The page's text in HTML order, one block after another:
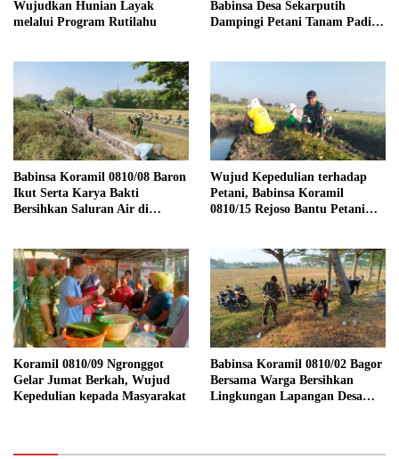
Wujudkan Hunian Layak
melalui Program Rutilahu
Babinsa Desa Sekarputih
Dampingi Petani Tanam Padi,
Babinsa Koramil 0810/08 Baron
Ikut Serta Karya Bakti
Bersihkan Saluran Air di
Wujud Kepedulian terhadap
Petani, Babinsa Koramil
0810/15 Rejoso Bantu Petani
Koramil 0810/09 Ngronggot
Gelar Jumat Berkah, Wujud
Kepedulian kepada Masyarakat
Babinsa Koramil 0810/02 Bagor
Bersama Warga Bersihkan
Lingkungan Lapangan Desa